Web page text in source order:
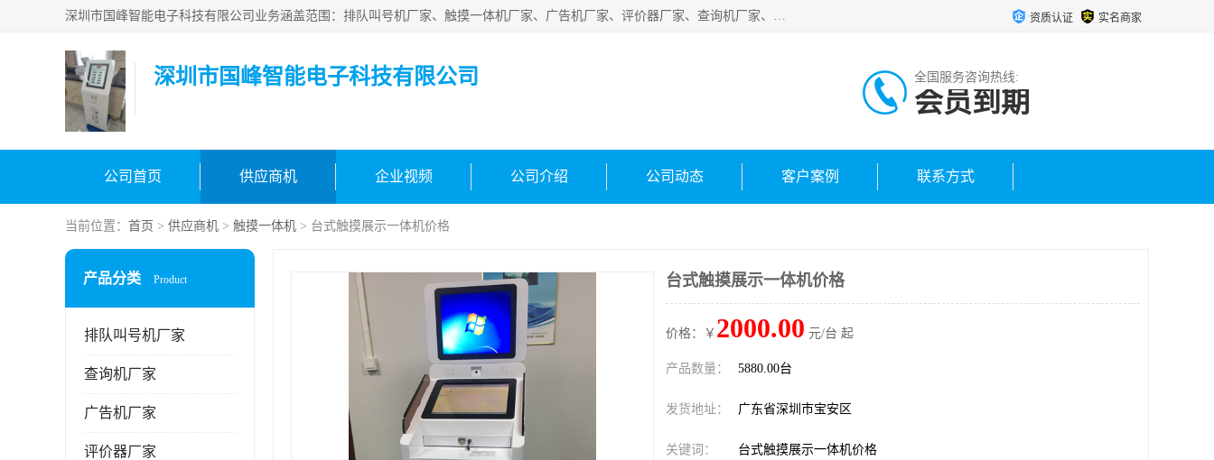
深圳市国峰智能电子科技有限公司业务涵盖范围：排队叫号机厂家、触摸一体机厂家、广告机厂家、评价器厂家、查询机厂家、自助终端机厂家；公司是一家集研发、生产、销售为一体的国民企业，设备制造商和解决方案提供商，广泛应用于银行、医院、、电力、电信、、交通、民航、保险等行业，为不同行业量身定制软硬件为一体的解决方案。 资质认证 实名商家
深圳市国峰智能电子科技有限公司 全国服务咨询热线:
会员到期
公司首页 供应商机 企业视频 公司介绍 公司动态 客户案例 联系方式
当前位置： 首页 > 供应商机 > 触摸一体机 > 台式触摸展示一体机价格
产品分类 Product
排队叫号机厂家
查询机厂家
广告机厂家
评价器厂家
台式触摸展示一体机价格
价格：￥ 2000.00 元/台 起
产品数量： 5880.00台
发货地址： 广东省深圳市宝安区
关键词： 台式触摸展示一体机价格